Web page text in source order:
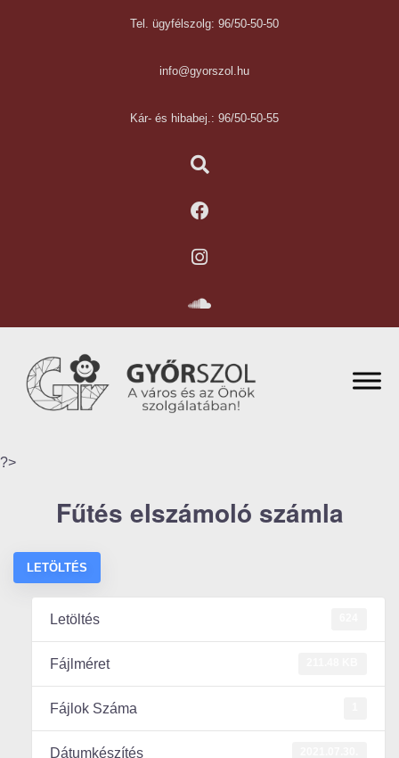
Tel. ügyfélszolg: 96/50-50-50
info@gyorszol.hu
Kár- és hibabej.: 96/50-50-55
?>
Fűtés elszámoló számla
LETÖLTÉS
Letöltés
Fájlméret
Fájlok Száma
Dátumkészítés